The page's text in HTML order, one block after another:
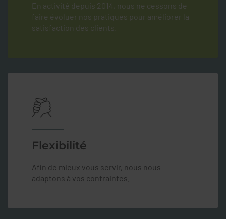
En activité depuis 2014, nous ne cessons de
faire évoluer nos pratiques pour améliorer la
satisfaction des clients.
Flexibilité
Afin de mieux vous servir, nous nous
adaptons à vos contraintes.